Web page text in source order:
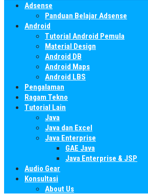
Adsense
Panduan Belajar Adsense
Android
Tutorial Android Pemula
Material Design
Android DB
Android Maps
Android LBS
Pengalaman
Ragam Tekno
Tutorial Lain
Java
Java dan Excel
Java Enterprise
GAE Java
Java Enterprise & JSP
Audio Gear
Konsultasi
About Us